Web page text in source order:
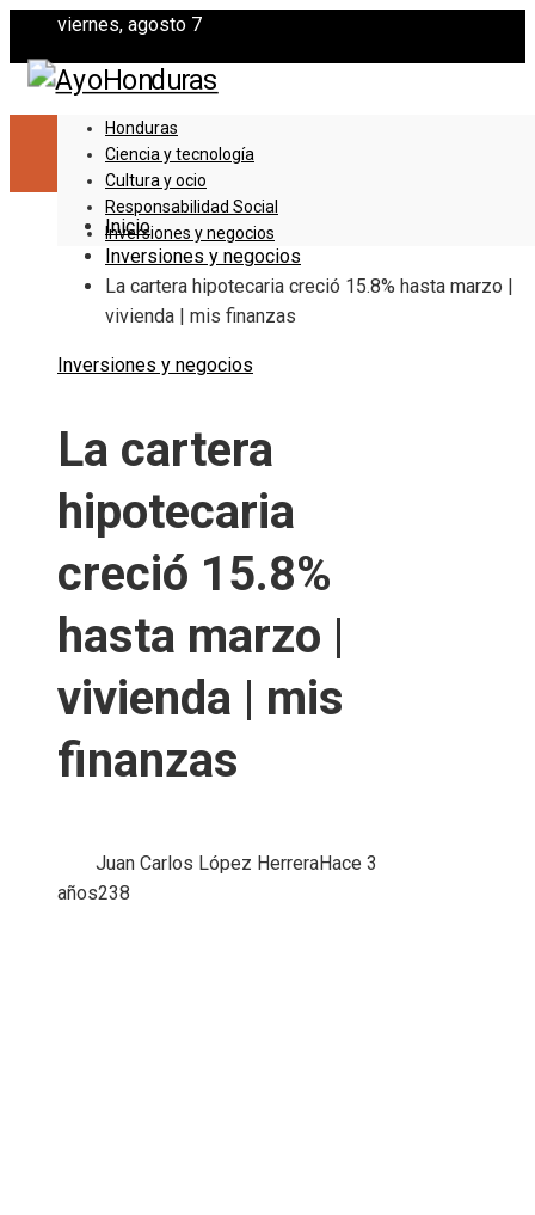
viernes, agosto 7
Honduras
Ciencia y tecnología
Cultura y ocio
Responsabilidad Social
Inversiones y negocios
Inicio
Inversiones y negocios
La cartera hipotecaria creció 15.8% hasta marzo |
vivienda | mis finanzas
Inversiones y negocios
La cartera
hipotecaria
creció 15.8%
hasta marzo |
vivienda | mis
finanzas
Juan Carlos López HerreraHace 3
años238